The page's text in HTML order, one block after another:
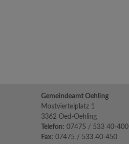
Gemeindeamt Oehling
Mostviertelplatz 1
3362 Oed-Oehling
Telefon: 07475 / 533 40-400
Fax: 07475 / 533 40-450